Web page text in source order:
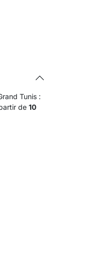
Tunis :
de 10